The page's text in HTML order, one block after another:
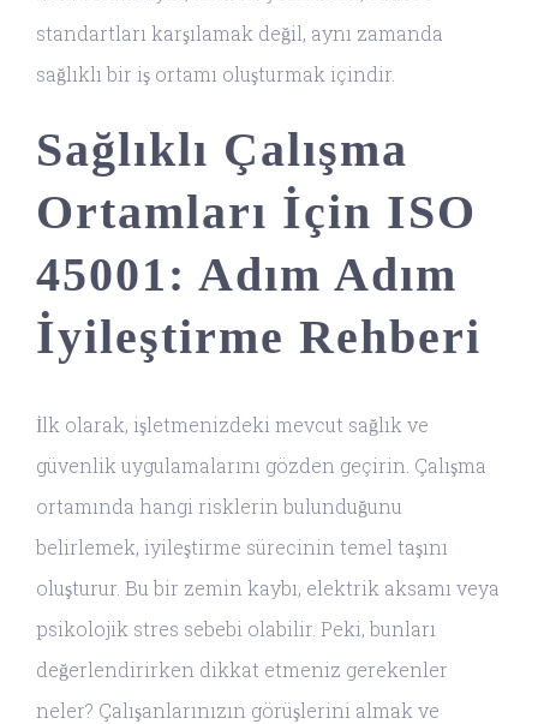
standartları karşılamak değil, aynı zamanda
sağlıklı bir iş ortamı oluşturmak içindir.
Sağlıklı Çalışma
Ortamları İçin ISO
45001: Adım Adım
İyileştirme Rehberi
İlk olarak, işletmenizdeki mevcut sağlık ve
güvenlik uygulamalarını gözden geçirin. Çalışma
ortamında hangi risklerin bulunduğunu
belirlemek, iyileştirme sürecinin temel taşını
oluşturur. Bu bir zemin kaybı, elektrik aksamı veya
psikolojik stres sebebi olabilir. Peki, bunları
değerlendirirken dikkat etmeniz gerekenler
neler? Çalışanlarınızın görüşlerini almak ve